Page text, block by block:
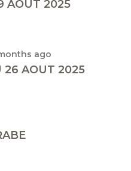
AOUT 2025
ago
26 AOUT 2025